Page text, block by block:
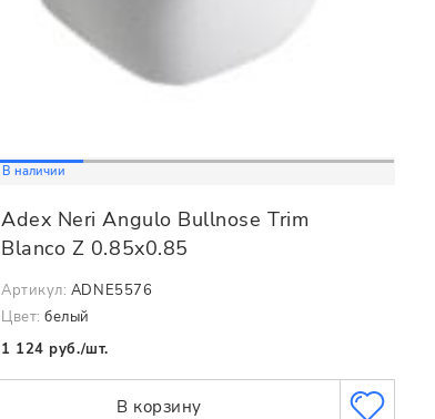
В наличии
Adex Neri Angulo Bullnose Trim
Blanco Z 0.85x0.85
Артикул: ADNE5576
Цвет: белый
1 124 руб./шт.
В корзину